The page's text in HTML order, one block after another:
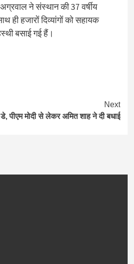
ने संस्थान की 37 वर्षीय
हजारों दिव्यांगों को सहायक
बसाई गई हैं।
Next
पीएम मोदी से लेकर अमित शाह ने दी बधाई